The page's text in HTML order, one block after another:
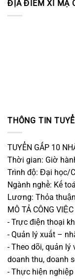
ĐỊA ĐIỂM XI MẠ
THÔNG TIN
TUYỂN GẤP 10
Thời gian: Giờ
Trình độ: Đại học/
Ngành nghề: Kế
Lương: Thỏa thuận
MÔ TẢ CÔNG VIỆC
- Trực điện thoại
- Quản lý xuất –
- Theo dõi, quản
doanh thu, doanh
- Thực hiện nghiệp